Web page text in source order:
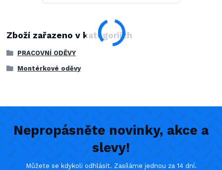
Zboží zařazeno v kategoriích
PRACOVNÍ ODĚVY
Montérkové oděvy
Nepropásněte novinky, akce a
slevy!
Můžete se kdykoli odhlásit. Zasíláme jednou za 14 dní.